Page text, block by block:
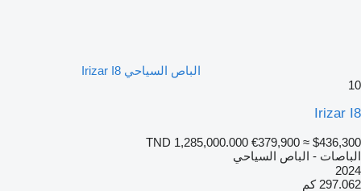
الباص السياحي Irizar I8
10
Irizar I8
TND 1,285,000.000 €379,900 ≈ $436,300
الباصات - الباص السياحي
2024
297.062 كم